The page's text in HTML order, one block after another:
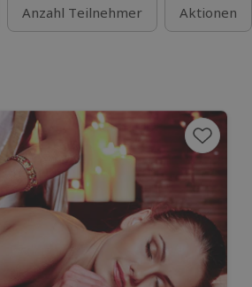
Anzahl Teilnehmer Aktionen